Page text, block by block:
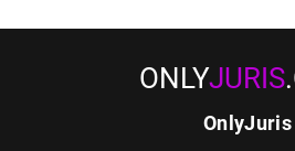
ONLYJURIS
OnlyJuris